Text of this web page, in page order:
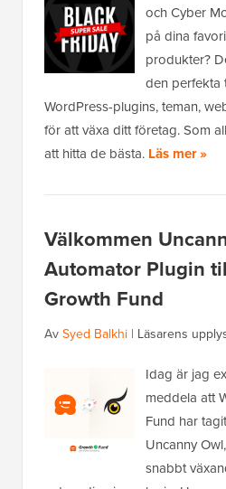
och Cyber
på dina
produkter?
den perfekta
WordPress-plugins, teman,
för att växa ditt företag. Som
att hitta de bästa. Läs mer »
Välkommen
Automator Plugin
Growth Fund
AvSyed Balkhi | Läsarens
Idag är jag
meddela att
Fund har
Uncanny
snabbt